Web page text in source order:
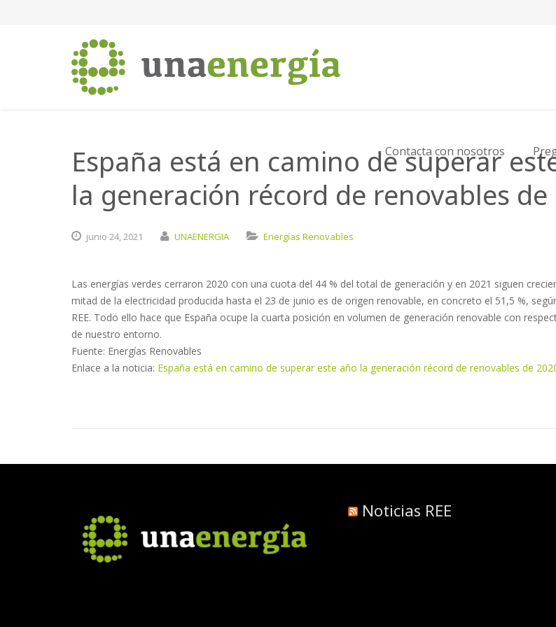
Contacta con nosotros
España está en camino de superar
la generación récord de renovables de
junio 24,2021 UNAENERGIA Energías Renovables
Las energías verdes cerraron 2020 con una cuota del 44 % del total de generación y en 2021 siguen
mitad de la electricidad producida hasta el 23 de junio es de origen renovable, en concreto el 51,5 %,
REE. Todo ello hace que España ocupe la cuarta posición en volumen de generación renovable con
de nuestro entorno.
Fuente: Energías Renovables
Enlace a la noticia: España está en camino de superar este año la generación récord de renovables de
Noticias REE